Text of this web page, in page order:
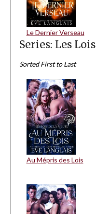
Le Dernier Verseau
Series: Les
Sorted First to Last
Au Mépris des Lois